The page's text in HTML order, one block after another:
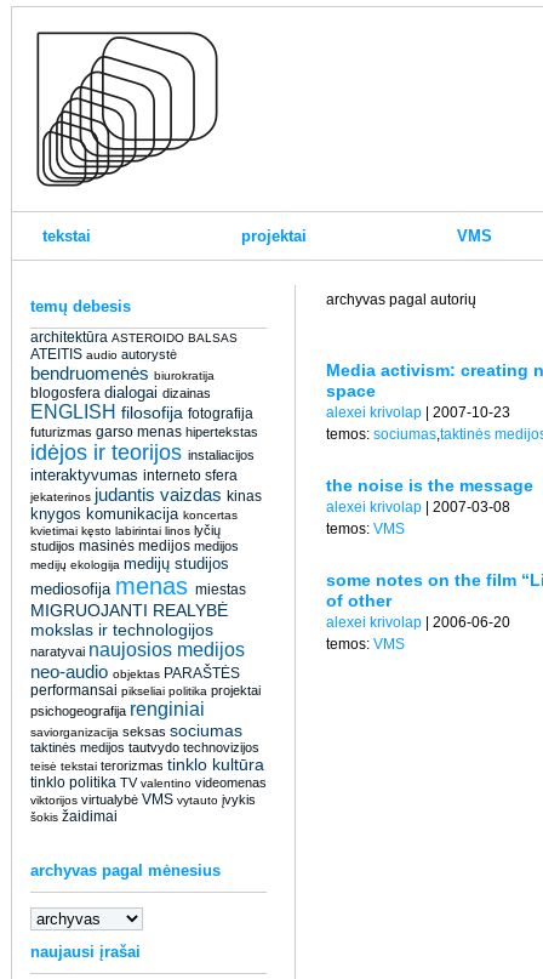
tekstai projektai VMS
temų debesis
architektūra ASTEROIDO BALSAS
ATEITIS audio autorystė
bendruomenės biurokratija
blogosfera dialogai dizainas
ENGLISH filosofija fotografija
futurizmas garso menas hipertekstas
idėjos ir teorijos instaliacijos
interaktyvumas interneto sfera
jekaterinos judantis vaizdas kinas
knygos komunikacija koncertas
kvietimai kęsto labirintai linos lyčių
studijos masinės medijos medijos
medijų ekologija medijų studijos
mediosofija menas miestas
MIGRUOJANTI REALYBĖ
mokslas ir technologijos
naratyvai naujosios medijos
neo-audio objektas PARAŠTĖS
performansai pikseliai politika projektai
psichogeografija renginiai
saviorganizacija seksas sociumas
taktinės medijos tautvydo technovizijos
teisė tekstai terorizmas tinklo kultūra
tinklo politika TV valentino videomenas
viktorijos virtualybė VMS vytauto įvykis
šokis žaidimai
archyvas pagal mėnesius
naujausi įrašai
archyvas pagal autorių
Media activism: creating
space
alexei krivolap | 2007-10-23
temos: sociumas,taktinės
the noise is the message
alexei krivolap | 2007-03-08
temos: VMS
some notes on the film
of other
alexei krivolap | 2006-06-20
temos: VMS